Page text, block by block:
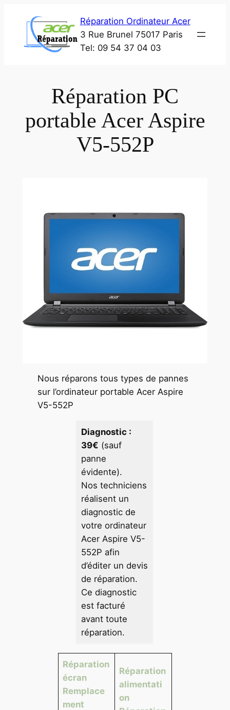
contenu
Réparation Ordinateur Acer
3 Rue Brunel 75017 Paris
Tel: 09 54 37 04 03
Réparation PC
portable Acer Aspire
V5-552P
Nous réparons tous types de pannes
sur l’ordinateur portable Acer Aspire
V5-552P
Diagnostic :
39€ (sauf
panne
évidente).
Nos techniciens
réalisent un
diagnostic de
votre ordinateur
Acer Aspire V5-
552P afin
d’éditer un devis
de réparation.
Ce diagnostic
est facturé
avant toute
réparation.
Réparation
écran
Remplace
ment
Réparation
alimentati
on